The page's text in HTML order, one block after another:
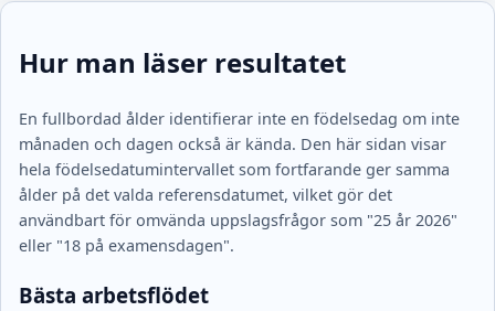
Hur man läser resultatet
En fullbordad ålder identifierar inte en födelsedag om inte
månaden och dagen också är kända. Den här sidan visar
hela födelsedatumintervallet som fortfarande ger samma
ålder på det valda referensdatumet, vilket gör det
användbart för omvända uppslagsfrågor som "25 år 2026"
eller "18 på examensdagen".
Bästa arbetsflödet